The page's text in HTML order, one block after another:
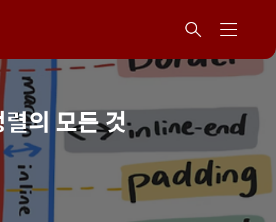
메
의 모든 것